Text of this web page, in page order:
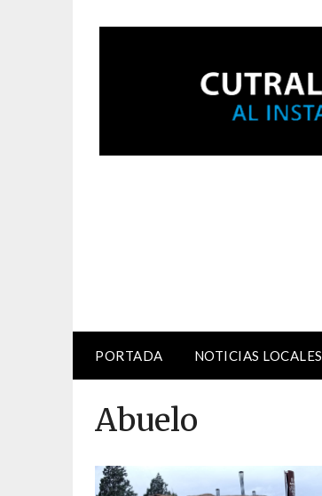
PORTADA NOTICIAS LOCALES
Abuelo